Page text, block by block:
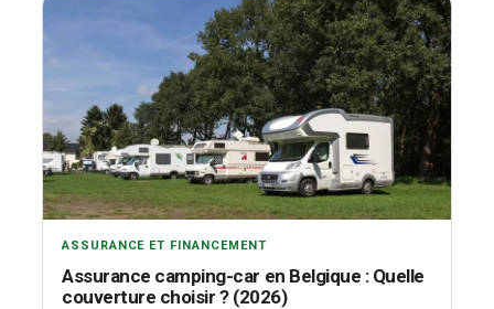
ASSURANCE ET FINANCEMENT
Assurance camping-car en Belgique : Quelle
couverture choisir ? (2026)